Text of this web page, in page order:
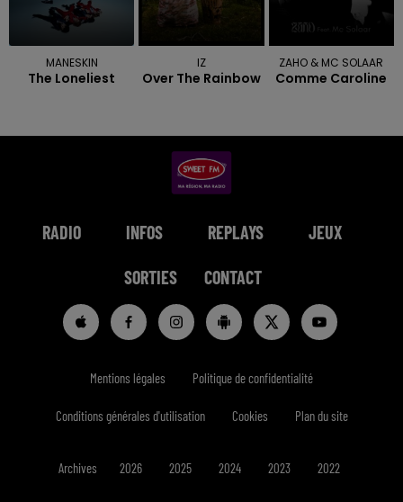
MANESKIN
The Loneliest
IZ
Over The Rainbow
ZAHO & MC SOLAAR
Comme Caroline
RADIO INFOS REPLAYS JEUX
SORTIES CONTACT
Mentions légales Politique de confidentialité
Conditions générales d'utilisation Cookies Plan du site
Archives 2026 2025 2024 2023 2022